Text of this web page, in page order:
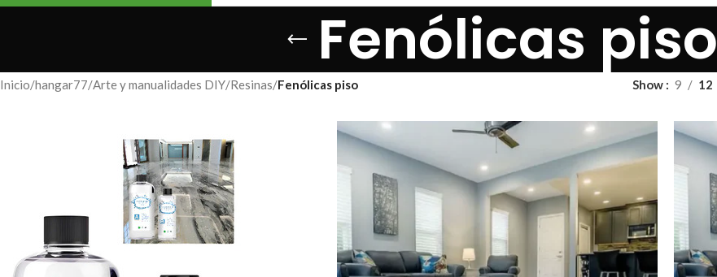
Fenólicas piso
Inicio/hangar77/Arte y manualidades DIY/Resinas/Fenólicas piso Show 9 12